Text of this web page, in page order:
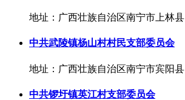
地址：广西壮族自治区南宁市上林县
中共武陵镇杨山村村民支部委员会
地址：广西壮族自治区南宁市宾阳县
中共锣圩镇英江村支部委员会